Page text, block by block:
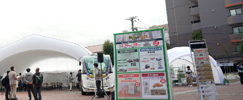
式典用品
フランチャイズおすすめ商品
RA東京スタジオ